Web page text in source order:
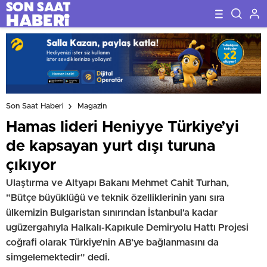
Son Saat Haberi Magazin
Hamas lideri Heniyye Türkiye’yi
de kapsayan yurt dışı turuna
çıkıyor
Ulaştırma ve Altyapı Bakanı Mehmet Cahit Turhan,
"Bütçe büyüklüğü ve teknik özelliklerinin yanı sıra
ülkemizin Bulgaristan sınırından İstanbul'a kadar
ugüzergahıyla Halkalı-Kapıkule Demiryolu Hattı Projesi
coğrafi olarak Türkiye’nin AB’ye bağlanmasını da
simgelemektedir" dedi.